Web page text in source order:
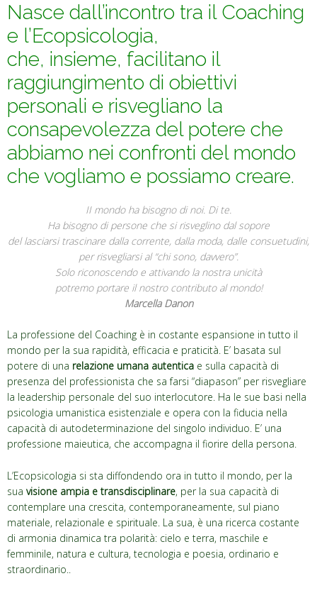
Nasce dall’incontro tra il Coaching
e l’Ecopsicologia,
che, insieme, facilitano il
raggiungimento di obiettivi
personali e risvegliano la
consapevolezza del potere che
abbiamo nei confronti del mondo
che vogliamo e possiamo creare.
II mondo ha bisogno di noi. Di te.
Ha bisogno di persone che si risveglino dal sopore
del lasciarsi trascinare dalla corrente, dalla moda, dalle consuetudini,
per risvegliarsi al “chi sono, davvero”.
Solo riconoscendo e attivando la nostra unicità
potremo portare il nostro contributo al mondo!
Marcella Danon
La professione del Coaching è in costante espansione in tutto il
mondo per la sua rapidità, efficacia e praticità. E’ basata sul
potere di una relazione umana autentica e sulla capacità di
presenza del professionista che sa farsi “diapason” per risvegliare
la leadership personale del suo interlocutore. Ha le sue basi nella
psicologia umanistica esistenziale e opera con la fiducia nella
capacità di autodeterminazione del singolo individuo. E’ una
professione maieutica, che accompagna il fiorire della persona.
L’Ecopsicologia si sta diffondendo ora in tutto il mondo, per la
sua visione ampia e transdisciplinare, per la sua capacità di
contemplare una crescita, contemporaneamente, sul piano
materiale, relazionale e spirituale. La sua, è una ricerca costante
di armonia dinamica tra polarità: cielo e terra, maschile e
femminile, natura e cultura, tecnologia e poesia, ordinario e
straordinario..